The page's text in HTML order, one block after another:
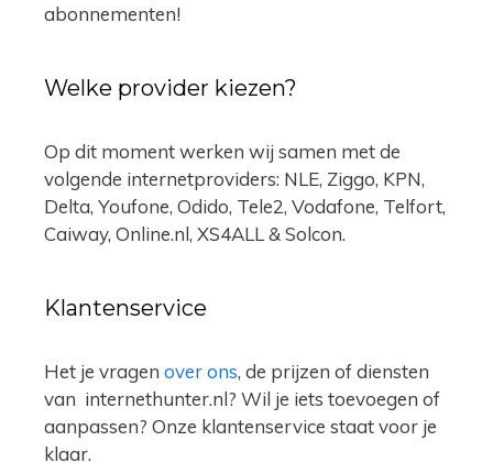
abonnementen!
Welke provider kiezen?
Op dit moment werken wij samen met de
volgende internetproviders: NLE, Ziggo, KPN,
Delta, Youfone, Odido, Tele2, Vodafone, Telfort,
Caiway, Online.nl, XS4ALL & Solcon.
Klantenservice
Het je vragen over ons, de prijzen of diensten
van internethunter.nl? Wil je iets toevoegen of
aanpassen? Onze klantenservice staat voor je
klaar.